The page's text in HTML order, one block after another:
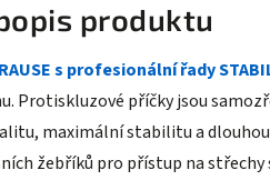
produktu
s profesionální řady
Protiskluzové příčky jsou
maximální stabilitu a
žebříků pro přístup na střechy